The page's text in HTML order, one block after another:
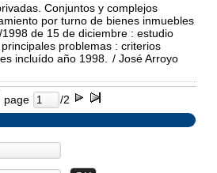
Conjuntos y complejos
por turno de bienes inmuebles
de 15 de diciembre : estudio
problemas : criterios
incluído año 1998.
/ José Arroyo
page /2